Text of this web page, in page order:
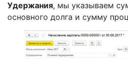
Удержания, мы указываем
основного долга и сумму